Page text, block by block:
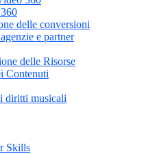
delle conversioni
e partner
delle Risorse
Contenuti
diritti musicali
Skills